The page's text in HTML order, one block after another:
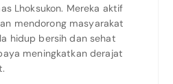
Lhoksukon. Mereka aktif
mendorong masyarakat
hidup bersih dan sehat
meningkatkan derajat